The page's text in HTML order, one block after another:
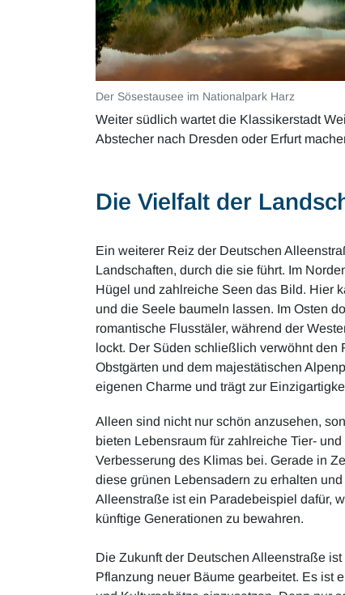
Der Sösestausee im Nationalpark Harz
Weiter südlich wartet die Klassikerstadt
Abstecher nach Dresden oder Erfurt
Die Vielfalt der
Ein weiterer Reiz der Deutschen
Landschaften, durch die sie führt. Im
Hügel und zahlreiche Seen das Bild. Hier
und die Seele baumeln lassen. Im Osten
romantische Flusstäler, während der
lockt. Der Süden schließlich verwöhnt den
Obstgärten und dem majestätischen
eigenen Charme und trägt zur
Alleen sind nicht nur schön anzusehen,
bieten Lebensraum für zahlreiche Tier-
Verbesserung des Klimas bei. Gerade in
diese grünen Lebensadern zu erhalten
Alleenstraße ist ein Paradebeispiel dafür,
künftige Generationen zu bewahren.
Die Zukunft der Deutschen Alleenstraße
Pflanzung neuer Bäume gearbeitet. Es ist